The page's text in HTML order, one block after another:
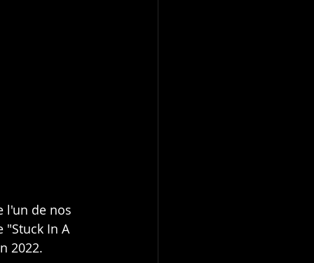
l'un de nos
"Stuck In A
2022.